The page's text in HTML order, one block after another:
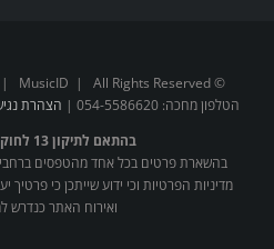
© Copyright
הטלפון מחכה: 054-5586620 |
הצהרת
בהתאם לתיקון 13 לחוק הגנת הפרטיות
בהשארת פרטים בכל אחד מהטפסים
מדיניות הפרטיות וכי ידוע שייתכן כי פרטיך
ואירוח האתר כנדרש